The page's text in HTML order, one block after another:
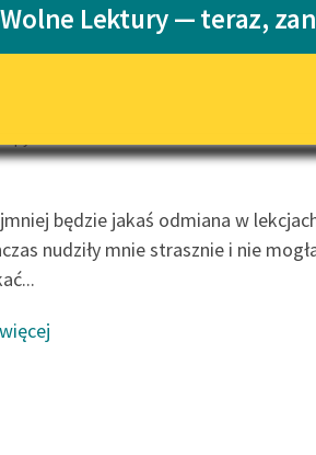
Lektury szkolne i
literatury do słuchania
E-kolekcja lektur
literatury do słuchania
niepełnosprawnościami
Feministyczne
Popularyzacja
Lektury — teraz,
Spyri
będzie jakaś odmiana w
nudziły mnie strasznie i nie